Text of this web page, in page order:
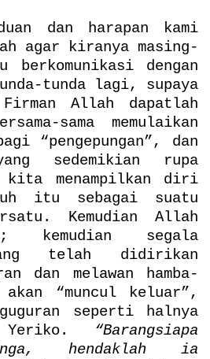
dan harapan kami
agar kiranya masing-
berkomunikasi dengan
tunda lagi, supaya
Allah dapatlah
sama memulaikan
“pengepungan”, dan
sedemikian rupa
kita menampilkan diri
itu sebagai suatu
Kemudian Allah
kemudian segala
telah didirikan
dan melawan hamba-
akan “muncul keluar”,
seperti halnya
Yeriko. “Barangsiapa
hendaklah ia